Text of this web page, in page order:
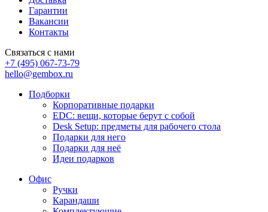
Гарантии
Вакансии
Контакты
Связаться с нами
+7 (495) 067-73-79
hello@gembox.ru
Подборки
Корпоративные подарки
EDC: вещи, которые берут с собой
Desk Setup: предметы для рабочего стола
Подарки для него
Подарки для неё
Идеи подарков
Офис
Ручки
Карандаши